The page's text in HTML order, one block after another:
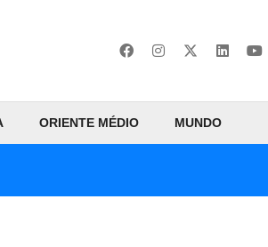
ORIENTE MÉDIO MUNDO